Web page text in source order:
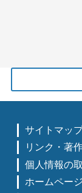
サイトマッ
リンク・著
個人情報の
ホームペー